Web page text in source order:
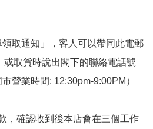
取通知」，客人可以帶同此電郵
或取貨時說出閣下的聯絡電話號
營業時間: 12:30pm-9:00PM）
，確認收到後本店會在三個工作